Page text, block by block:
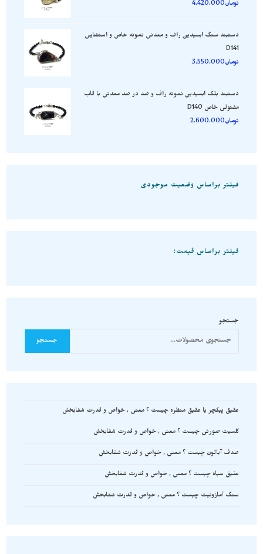
تومان4.420.000
دستبند سنگ ابسیدین راف و معدنی نمونه خاص و استثنایی
D141
تومان3.550.000
دستبند بلک ابسیدین نمونه راف و صد در صد معدنی با قاب
مفتولی خاص D140
تومان2.600.000
فیلتر براساس وضعیت موجودی
فیلتر براساس قیمت:
جستجو
جستجو
عقیق پیکچر یا عقیق منظره چیست ؟ معنی , خواص و قدرت شفابخش
کلسیت صورتی چیست ؟ معنی , خواص و قدرت شفابخش
صدف آبالون چیست ؟ معنی , خواص و قدرت شفابخش
عقیق سیاه چیست ؟ معنی , خواص و قدرت شفابخش
سنگ آمازونیت چیست ؟ معنی , خواص و قدرت شفابخش